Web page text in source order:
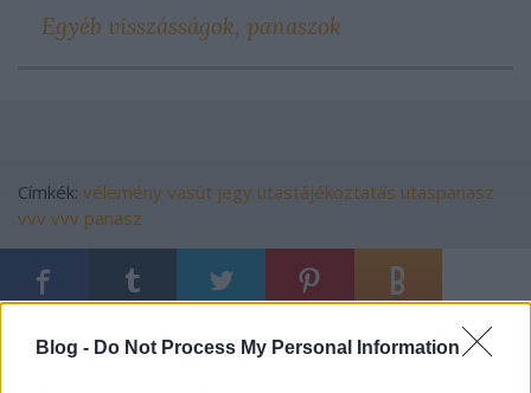
Blog - Do Not Process My Personal Information
Egyéb visszásságok, panaszok
Címkék: vélemény vasút jegy utastájékoztatás utaspanasz
vvv vvv panasz
Ajánlott bejegyzések: